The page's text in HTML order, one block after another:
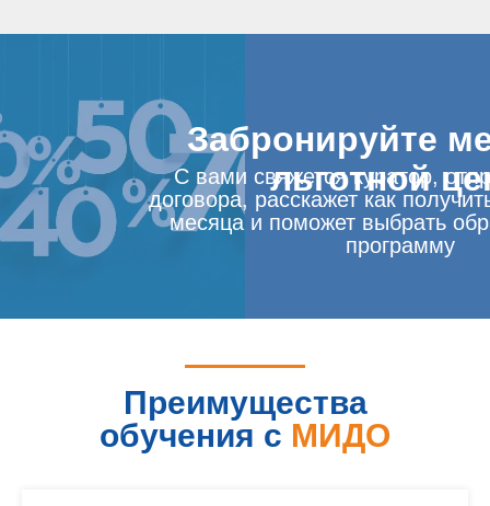
Забронируйте
льготной
С вами свяжется куратор,
договора, расскажет как
месяца и поможет выбрать
программу
Преимущества
обучения с МИДО